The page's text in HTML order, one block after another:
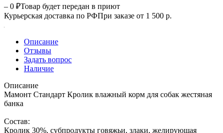
– 0 ₽Товар будет передан в приют
Курьерская доставка по РФПри заказе от 1 500 р.
Описание
Отзывы
Задать вопрос
Наличие
Описание
Мамонт Стандарт Кролик влажный корм для собак жестяная
банка
Состав:
Кролик 30%, субпродукты говяжьи, злаки, желирующая